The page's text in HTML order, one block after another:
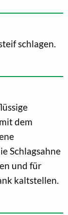
schlagen.
dem
Schlagsahne
und für
kaltstellen.